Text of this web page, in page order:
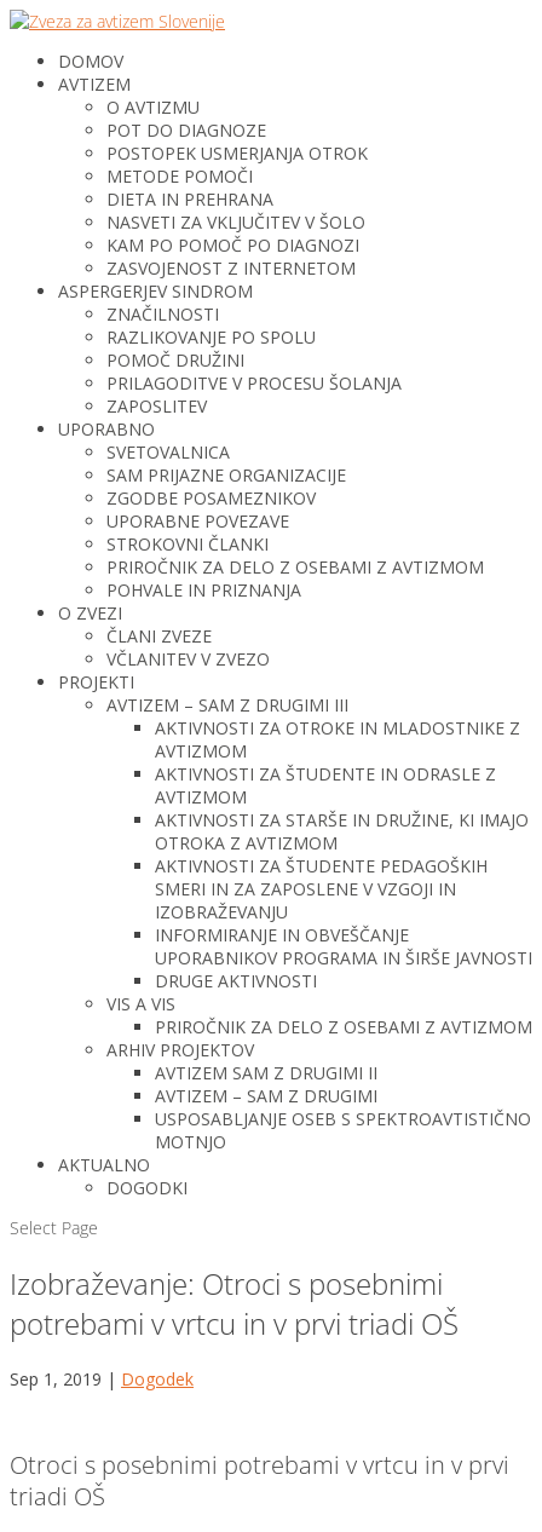
DOMOV
AVTIZEM
O AVTIZMU
POT DO DIAGNOZE
POSTOPEK USMERJANJA OTROK
METODE POMOČI
DIETA IN PREHRANA
NASVETI ZA VKLJUČITEV V ŠOLO
KAM PO POMOČ PO DIAGNOZI
ZASVOJENOST Z INTERNETOM
ASPERGERJEV SINDROM
ZNAČILNOSTI
RAZLIKOVANJE PO SPOLU
POMOČ DRUŽINI
PRILAGODITVE V PROCESU ŠOLANJA
ZAPOSLITEV
UPORABNO
SVETOVALNICA
SAM PRIJAZNE ORGANIZACIJE
ZGODBE POSAMEZNIKOV
UPORABNE POVEZAVE
STROKOVNI ČLANKI
PRIROČNIK ZA DELO Z OSEBAMI Z AVTIZMOM
POHVALE IN PRIZNANJA
O ZVEZI
ČLANI ZVEZE
VČLANITEV V ZVEZO
PROJEKTI
AVTIZEM – SAM Z DRUGIMI III
AKTIVNOSTI ZA OTROKE IN MLADOSTNIKE Z
AVTIZMOM
AKTIVNOSTI ZA ŠTUDENTE IN ODRASLE Z
AVTIZMOM
AKTIVNOSTI ZA STARŠE IN DRUŽINE, KI IMAJO
OTROKA Z AVTIZMOM
AKTIVNOSTI ZA ŠTUDENTE PEDAGOŠKIH
SMERI IN ZA ZAPOSLENE V VZGOJI IN
IZOBRAŽEVANJU
INFORMIRANJE IN OBVEŠČANJE
UPORABNIKOV PROGRAMA IN ŠIRŠE JAVNOSTI
DRUGE AKTIVNOSTI
VIS A VIS
PRIROČNIK ZA DELO Z OSEBAMI Z AVTIZMOM
ARHIV PROJEKTOV
AVTIZEM SAM Z DRUGIMI II
AVTIZEM – SAM Z DRUGIMI
USPOSABLJANJE OSEB S SPEKTROAVTISTIČNO
MOTNJO
AKTUALNO
DOGODKI
Select Page
Izobraževanje: Otroci s posebnimi
potrebami v vrtcu in v prvi triadi OŠ
Sep 1, 2019 | Dogodek
Otroci s posebnimi potrebami v vrtcu in v prvi
triadi OŠ